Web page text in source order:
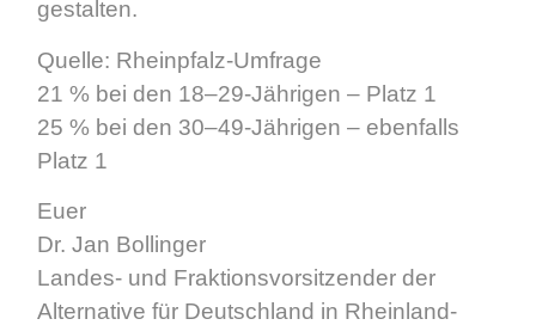
gestalten.
Quelle: Rheinpfalz-Umfrage
21 % bei den 18–29-Jährigen – Platz 1
25 % bei den 30–49-Jährigen – ebenfalls
Platz 1
Euer
Dr. Jan Bollinger
Landes- und Fraktionsvorsitzender der
Alternative für Deutschland in Rheinland-